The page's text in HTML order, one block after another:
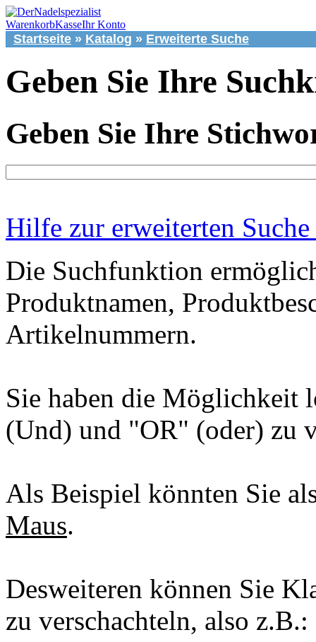
WarenkorbKasseIhr Konto
Startseite » Katalog » Erweiterte Suche
Geben Sie Ihre
Geben Sie Ihre
Hilfe zur erweiterten Suche
Die Suchfunktion
Produktnamen,
Artikelnummern.
Sie haben die Möglichkeit
(Und) und "OR" (oder) zu
Als Beispiel könnten Sie
Maus.
Desweiteren können Sie
zu verschachteln, also z.B.: